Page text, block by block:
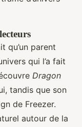
qu’un parent
qui l’a fait
Dragon
tandis que son
de Freezer.
autour de la